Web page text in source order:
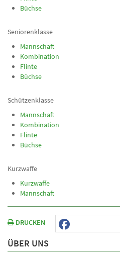
Büchse
Seniorenklasse
Mannschaft
Kombination
Flinte
Büchse
Schützenklasse
Mannschaft
Kombination
Flinte
Büchse
Kurzwaffe
Kurzwaffe
Mannschaft
DRUCKEN
ÜBER UNS